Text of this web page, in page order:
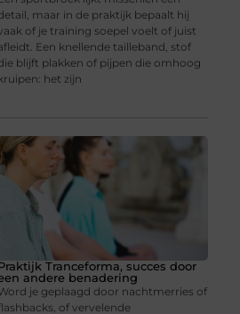
maar in de praktijk bepaalt hij
of je training soepel voelt of juist
Een knellende tailleband, stof
blijft plakken of pijpen die omhoog
het zijn
Tranceforma, succes door
andere benadering
je geplaagd door nachtmerries of
of vervelende